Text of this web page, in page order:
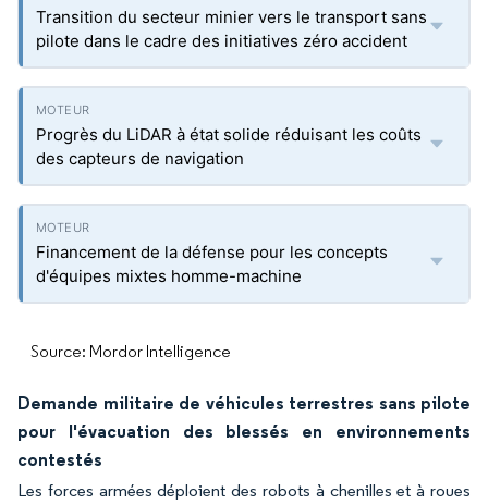
Transition du secteur minier vers le transport sans
pilote dans le cadre des initiatives zéro accident
Progrès du LiDAR à état solide réduisant les coûts
des capteurs de navigation
Financement de la défense pour les concepts
d'équipes mixtes homme-machine
Source: Mordor Intelligence
Demande militaire de véhicules terrestres sans pilote
pour l'évacuation des blessés en environnements
contestés
Les forces armées déploient des robots à chenilles et à roues